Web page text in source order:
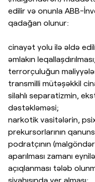
edilir və onunla ABB-
qadağan olunur:
cinayət yolu ilə əldə
əmlakın leqallaşdırılması;
terrorçuluğun
transmilli mütəşəkkil
silahlı separatizmin,
dəstəkləməsi;
narkotik vasitələrin,
prekursorlarının
podratçının
aparılması zamanı
açıqlanması tələb
siyahısında yer alması;